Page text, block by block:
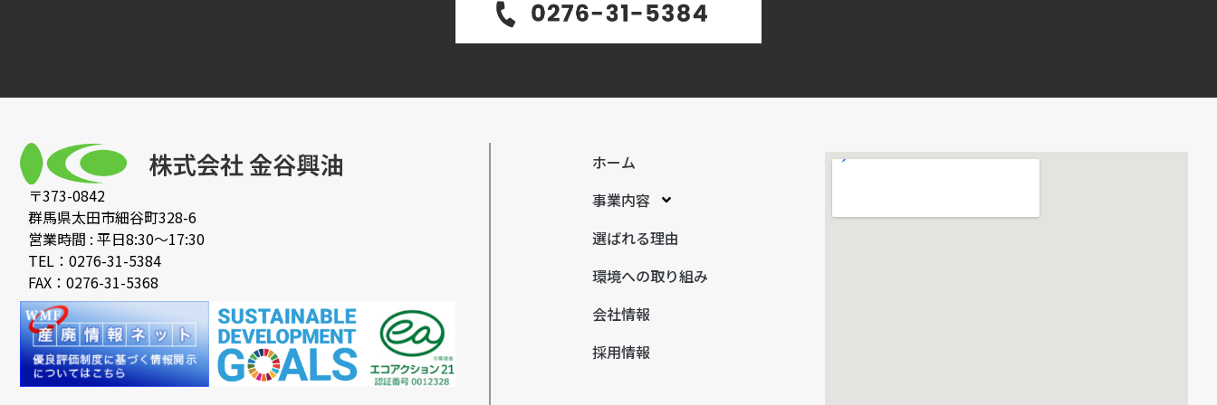
〒373-0842
群馬県太田市細谷町328-6
営業時間 : 平日8:30〜17:30
TEL：0276-31-5384
FAX：0276-31-5368
ホーム
事業内容
選ばれる理由
環境への取り組み
会社情報
採用情報